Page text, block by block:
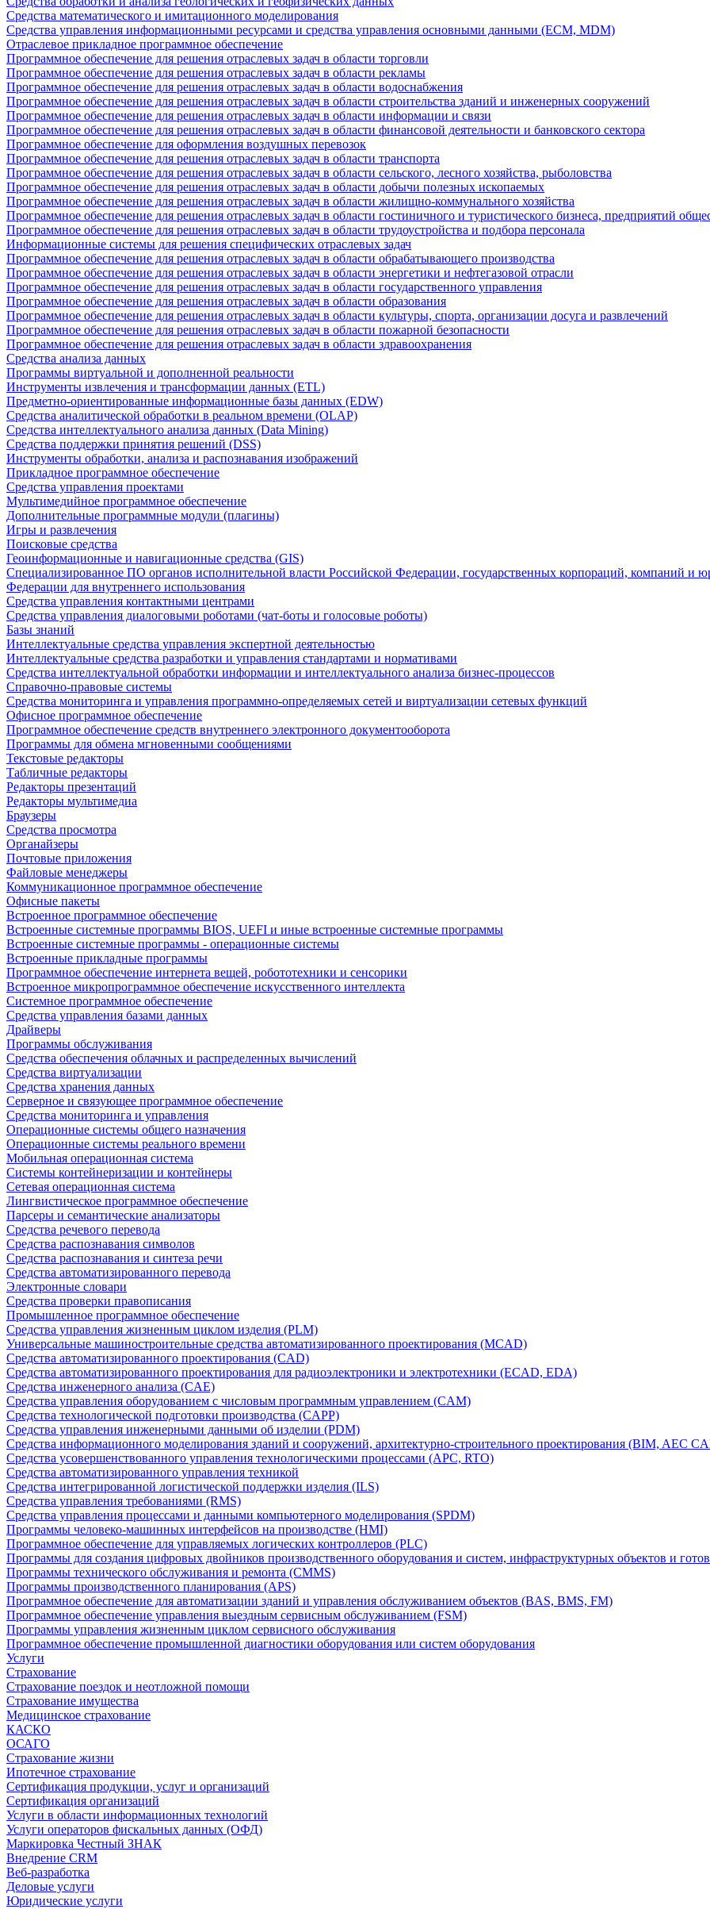
Средства математического и имитационного моделирования
Средства управления информационными ресурсами и средства управления основными данными (ECM, MDM)
Отраслевое прикладное программное обеспечение
Программное обеспечение для решения отраслевых задач в области торговли
Программное обеспечение для решения отраслевых задач в области рекламы
Программное обеспечение для решения отраслевых задач в области водоснабжения
Программное обеспечение для решения отраслевых задач в области строительства зданий и инженерных сооружений
Программное обеспечение для решения отраслевых задач в области информации и связи
Программное обеспечение для решения отраслевых задач в области финансовой деятельности и банковского сектора
Программное обеспечение для оформления воздушных перевозок
Программное обеспечение для решения отраслевых задач в области транспорта
Программное обеспечение для решения отраслевых задач в области сельского, лесного хозяйства, рыболовства
Программное обеспечение для решения отраслевых задач в области добычи полезных ископаемых
Программное обеспечение для решения отраслевых задач в области жилищно-коммунального хозяйства
Программное обеспечение для решения отраслевых задач в области гостиничного и туристического бизнеса, предприятий
Программное обеспечение для решения отраслевых задач в области трудоустройства и подбора персонала
Информационные системы для решения специфических отраслевых задач
Программное обеспечение для решения отраслевых задач в области обрабатывающего производства
Программное обеспечение для решения отраслевых задач в области энергетики и нефтегазовой отрасли
Программное обеспечение для решения отраслевых задач в области государственного управления
Программное обеспечение для решения отраслевых задач в области образования
Программное обеспечение для решения отраслевых задач в области культуры, спорта, организации досуга и развлечений
Программное обеспечение для решения отраслевых задач в области пожарной безопасности
Программное обеспечение для решения отраслевых задач в области здравоохранения
Средства анализа данных
Программы виртуальной и дополненной реальности
Инструменты извлечения и трансформации данных (ETL)
Предметно-ориентированные информационные базы данных (EDW)
Средства аналитической обработки в реальном времени (OLAP)
Средства интеллектуального анализа данных (Data Mining)
Средства поддержки принятия решений (DSS)
Инструменты обработки, анализа и распознавания изображений
Прикладное программное обеспечение
Средства управления проектами
Мультимедийное программное обеспечение
Дополнительные программные модули (плагины)
Игры и развлечения
Поисковые средства
Геоинформационные и навигационные средства (GIS)
Специализированное ПО органов исполнительной власти Российской Федерации, государственных корпораций, компаний и
Федерации для внутреннего использования
Средства управления контактными центрами
Средства управления диалоговыми роботами (чат-боты и голосовые роботы)
Базы знаний
Интеллектуальные средства управления экспертной деятельностью
Интеллектуальные средства разработки и управления стандартами и нормативами
Средства интеллектуальной обработки информации и интеллектуального анализа бизнес-процессов
Справочно-правовые системы
Средства мониторинга и управления программно-определяемых сетей и виртуализации сетевых функций
Офисное программное обеспечение
Программное обеспечение средств внутреннего электронного документооборота
Программы для обмена мгновенными сообщениями
Текстовые редакторы
Табличные редакторы
Редакторы презентаций
Редакторы мультимедиа
Браузеры
Средства просмотра
Органайзеры
Почтовые приложения
Файловые менеджеры
Коммуникационное программное обеспечение
Офисные пакеты
Встроенное программное обеспечение
Встроенные системные программы BIOS, UEFI и иные встроенные системные программы
Встроенные системные программы - операционные системы
Встроенные прикладные программы
Программное обеспечение интернета вещей, робототехники и сенсорики
Встроенное микропрограммное обеспечение искусственного интеллекта
Системное программное обеспечение
Средства управления базами данных
Драйверы
Программы обслуживания
Средства обеспечения облачных и распределенных вычислений
Средства виртуализации
Средства хранения данных
Серверное и связующее программное обеспечение
Средства мониторинга и управления
Операционные системы общего назначения
Операционные системы реального времени
Мобильная операционная система
Системы контейнеризации и контейнеры
Сетевая операционная система
Лингвистическое программное обеспечение
Парсеры и семантические анализаторы
Средства речевого перевода
Средства распознавания символов
Средства распознавания и синтеза речи
Средства автоматизированного перевода
Электронные словари
Средства проверки правописания
Промышленное программное обеспечение
Средства управления жизненным циклом изделия (PLM)
Универсальные машиностроительные средства автоматизированного проектирования (MCAD)
Средства автоматизированного проектирования (CAD)
Средства автоматизированного проектирования для радиоэлектроники и электротехники (ECAD, EDA)
Средства инженерного анализа (CAE)
Средства управления оборудованием с числовым программным управлением (CAM)
Средства технологической подготовки производства (CAPP)
Средства управления инженерными данными об изделии (PDM)
Средства информационного моделирования зданий и сооружений, архитектурно-строительного проектирования (BIM, AEC
Средства усовершенствованного управления технологическими процессами (APC, RTO)
Средства автоматизированного управления техникой
Средства интегрированной логистической поддержки изделия (ILS)
Средства управления требованиями (RMS)
Средства управления процессами и данными компьютерного моделирования (SPDM)
Программы человеко-машинных интерфейсов на производстве (HMI)
Программное обеспечение для управляемых логических контроллеров (PLC)
Программы для создания цифровых двойников производственного оборудования и систем, инфраструктурных объектов и
Программы технического обслуживания и ремонта (CMMS)
Программы производственного планирования (APS)
Программное обеспечение для автоматизации зданий и управления обслуживанием объектов (BAS, BMS, FM)
Программное обеспечение управления выездным сервисным обслуживанием (FSM)
Программы управления жизненным циклом сервисного обслуживания
Программное обеспечение промышленной диагностики оборудования или систем оборудования
Услуги
Страхование
Страхование поездок и неотложной помощи
Страхование имущества
Медицинское страхование
КАСКО
ОСАГО
Страхование жизни
Ипотечное страхование
Сертификация продукции, услуг и организаций
Сертификация организаций
Услуги в области информационных технологий
Услуги операторов фискальных данных (ОФД)
Маркировка Честный ЗНАК
Внедрение CRM
Веб-разработка
Деловые услуги
Юридические услуги